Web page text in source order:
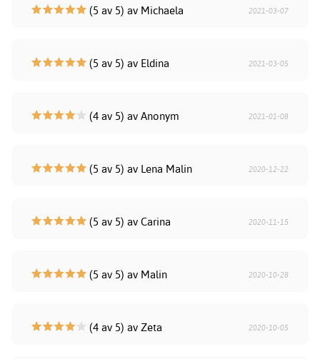
(5 av 5) av Michaela 2021-03-07
(5 av 5) av Eldina 2021-03-05
(4 av 5) av Anonym 2021-01-08
(5 av 5) av Lena Malin 2020-12-22
(5 av 5) av Carina 2020-11-15
(5 av 5) av Malin 2020-10-28
(4 av 5) av Zeta 2020-10-05